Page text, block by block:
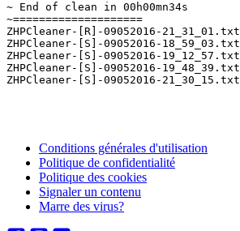
~ End of clean in 00h00mn34s
~====================
ZHPCleaner-[R]-09052016-21_31_01.txt
ZHPCleaner-[S]-09052016-18_59_03.txt
ZHPCleaner-[S]-09052016-19_12_57.txt
ZHPCleaner-[S]-09052016-19_48_39.txt
Conditions générales d'utilisation
Politique de confidentialité
Politique des cookies
Signaler un contenu
Marre des virus?